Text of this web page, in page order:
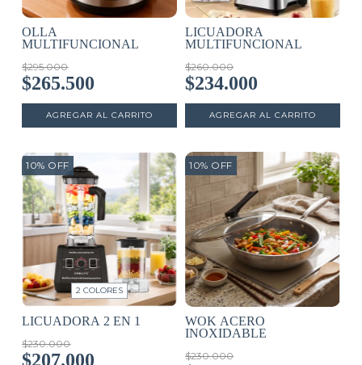
OLLA
MULTIFUNCIONAL
$295.000
$265.500
LICUADORA
MULTIFUNCIONAL
$260.000
$234.000
10% OFF
2 COLORES
LICUADORA 2 EN 1
$230.000
$207.000
10% OFF
WOK ACERO
INOXIDABLE
$230.000